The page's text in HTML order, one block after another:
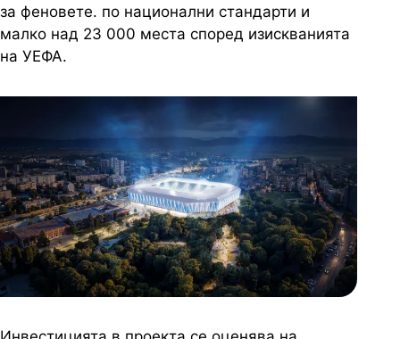
за феновете. по национални стандарти и
малко над 23 000 места според изискванията
на УЕФА.